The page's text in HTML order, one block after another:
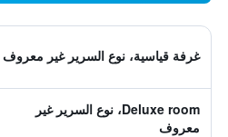
غرفة قياسية، نوع السرير غير معروف
Deluxe room، نوع السرير غير
معروف